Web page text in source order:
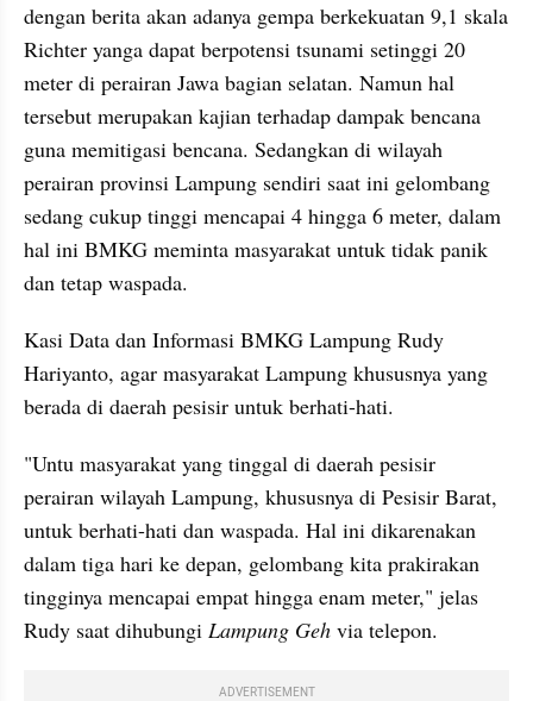
dengan berita akan adanya gempa berkekuatan 9,1 skala
Richter yanga dapat berpotensi tsunami setinggi 20
meter di perairan Jawa bagian selatan. Namun hal
tersebut merupakan kajian terhadap dampak bencana
guna memitigasi bencana. Sedangkan di wilayah
perairan provinsi Lampung sendiri saat ini gelombang
sedang cukup tinggi mencapai 4 hingga 6 meter, dalam
hal ini BMKG meminta masyarakat untuk tidak panik
dan tetap waspada.
Kasi Data dan Informasi BMKG Lampung Rudy
Hariyanto, agar masyarakat Lampung khususnya yang
berada di daerah pesisir untuk berhati-hati.
"Untu masyarakat yang tinggal di daerah pesisir
perairan wilayah Lampung, khususnya di Pesisir Barat,
untuk berhati-hati dan waspada. Hal ini dikarenakan
dalam tiga hari ke depan, gelombang kita prakirakan
tingginya mencapai empat hingga enam meter," jelas
Rudy saat dihubungi Lampung Geh via telepon.
ADVERTISEMENT